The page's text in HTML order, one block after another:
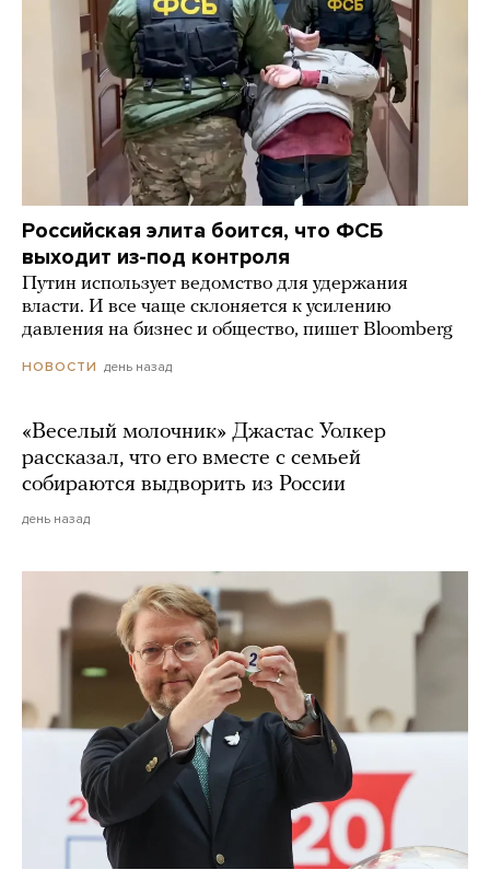
Российская элита боится, что ФСБ
выходит из-под контроля
Путин использует ведомство для удержания
власти. И все чаще склоняется к усилению
давления на бизнес и общество, пишет Bloomberg
НОВОСТИ день назад
«Веселый молочник» Джастас Уолкер
рассказал, что его вместе с семьей
собираются выдворить из России
день назад